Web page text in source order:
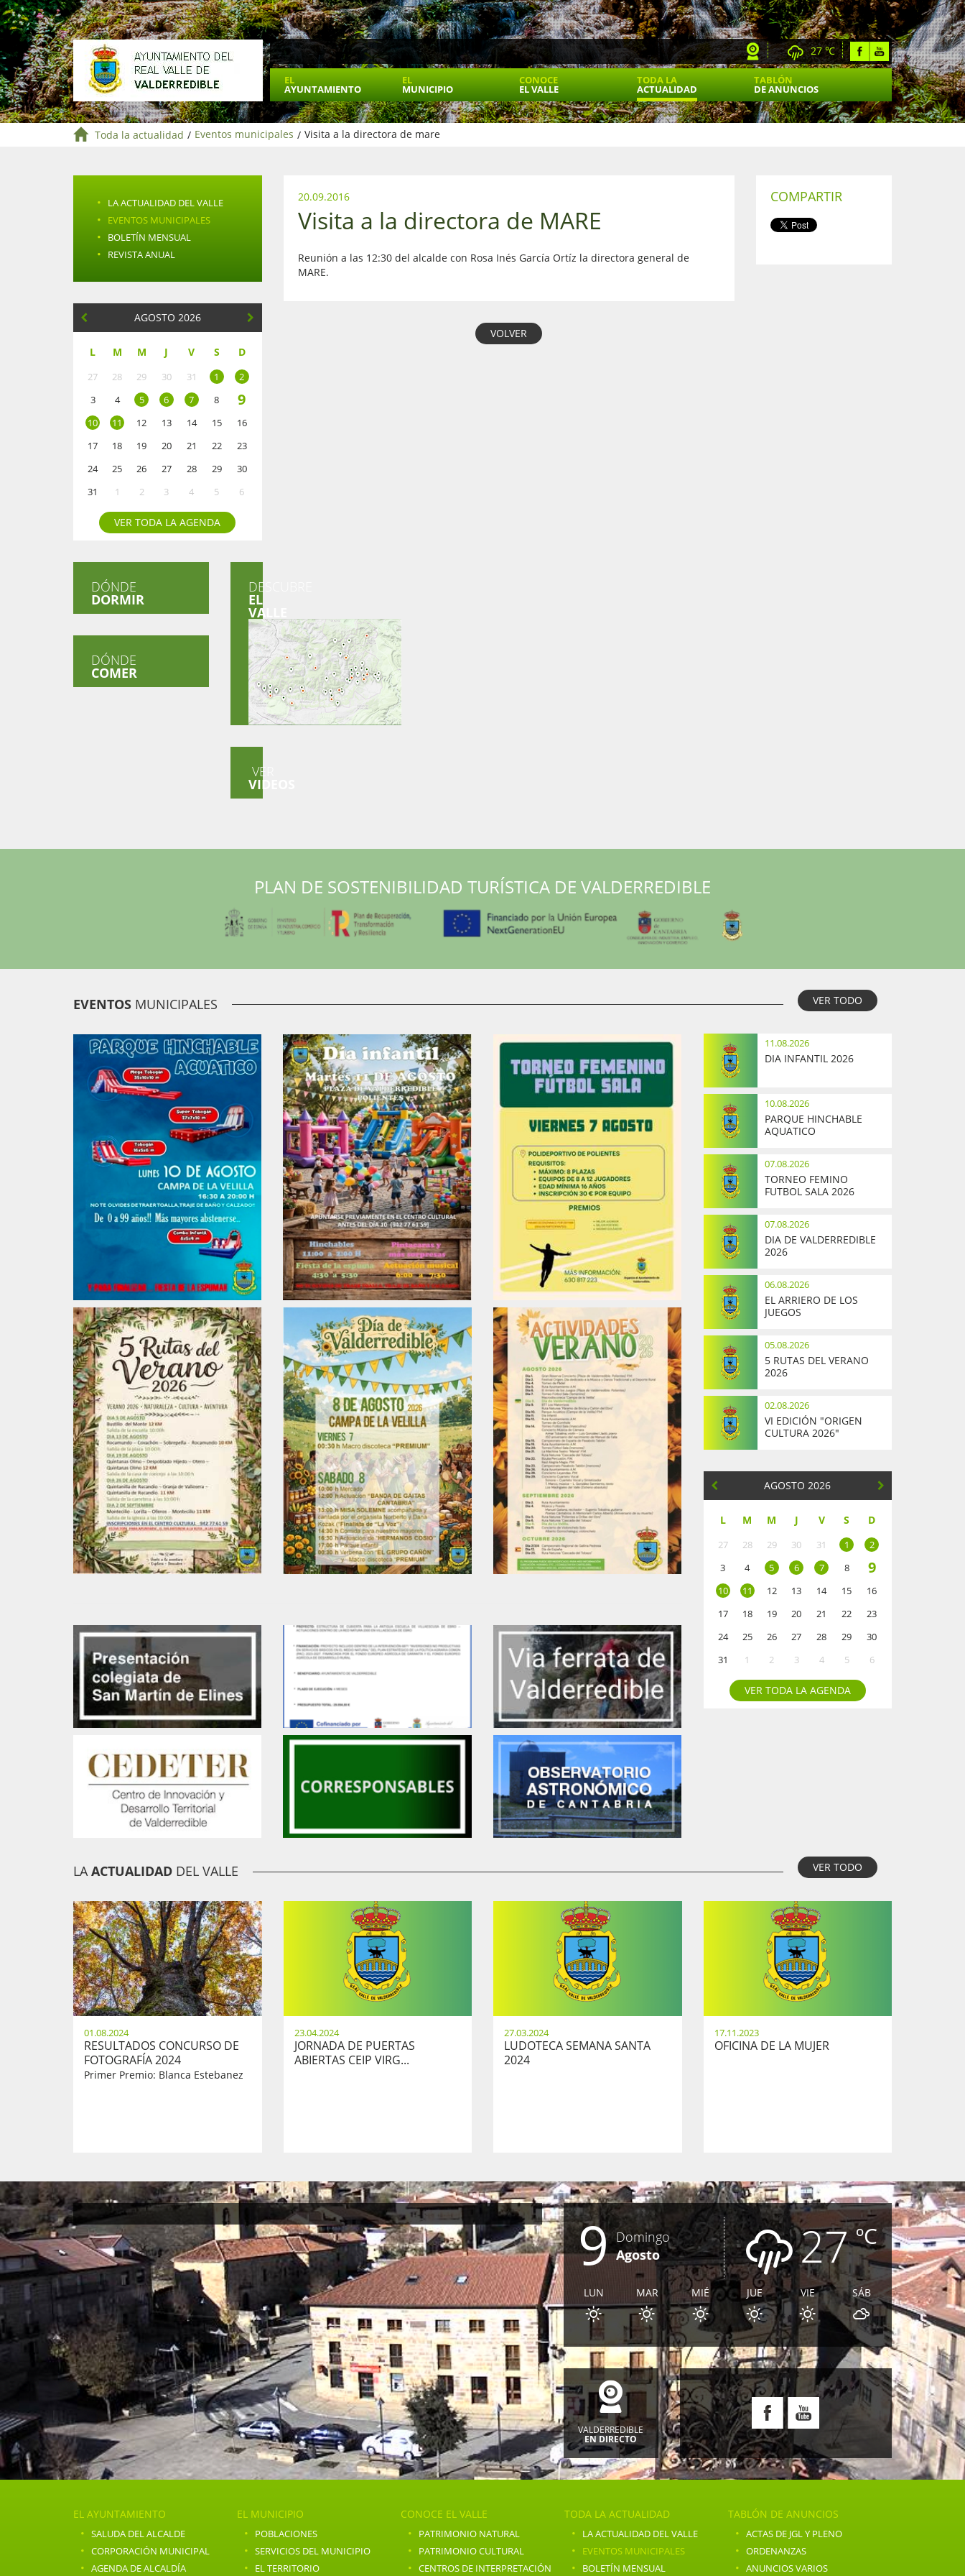
27 ℃
EL
AYUNTAMIENTO
EL
MUNICIPIO
CONOCE
EL VALLE
TODA LA
ACTUALIDAD
TABLÓN
DE ANUNCIOS
Toda la actualidad / Eventos municipales / Visita a la directora de mare
20.09.2016
Visita a la directora de MARE
Reunión a las 12:30 del alcalde con Rosa Inés García Ortíz la directora general de
MARE.
VOLVER
COMPARTIR
· LA ACTUALIDAD DEL VALLE
· EVENTOS MUNICIPALES
· BOLETÍN MENSUAL
· REVISTA ANUAL
AGOSTO 2026
L M M J V S D
27 28 29 30 31 1
2
3
4 5 6 7 8 9
10 11 12 13 14 15
16
17
18 19 20 21 22
23
24
25 26 27 28 29
30
31
1 2 3 4 5 6
VER TODA LA AGENDA
DÓNDE
DORMIR
DÓNDE
COMER
DESCUBRE
EL
VALLE
VER
VIDEOS
PLAN DE SOSTENIBILIDAD TURÍSTICA DE VALDERREDIBLE
EVENTOS MUNICIPALES VER TODO
11.08.2026
DIA INFANTIL 2026
10.08.2026
PARQUE HINCHABLE
AQUATICO
07.08.2026
TORNEO FEMINO
FUTBOL SALA 2026
07.08.2026
DIA DE VALDERREDIBLE
2026
06.08.2026
EL ARRIERO DE LOS
JUEGOS
05.08.2026
5 RUTAS DEL VERANO
2026
02.08.2026
VI EDICIÓN "ORIGEN
CULTURA 2026"
AGOSTO 2026
L M M J V S D
27 28 29 30 31 1
2
3
4 5 6 7 8 9
10 11 12 13 14 15
16
17
18 19 20 21 22
23
24
25 26 27 28 29
30
31
1 2 3 4 5 6
VER TODA LA AGENDA
LAACTUALIDAD DEL VALLE VER TODO
01.08.2024
RESULTADOS CONCURSO DE
FOTOGRAFÍA 2024
Primer Premio: Blanca Estebanez
23.04.2024
JORNADA DE PUERTAS
ABIERTAS CEIP VIRG...
27.03.2024
LUDOTECA SEMANA SANTA
2024
17.11.2023
OFICINA DE LA MUJER
ºC
27
9 Domingo
Agosto
LUN MAR MIÉ JUE VIE SÁB
VALDERREDIBLE
EN DIRECTO
EL AYUNTAMIENTO
· SALUDA DEL ALCALDE
· CORPORACIÓN MUNICIPAL
· AGENDA DE ALCALDÍA
EL MUNICIPIO
· POBLACIONES
· SERVICIOS DEL MUNICIPIO
· EL TERRITORIO
CONOCE EL VALLE
· PATRIMONIO NATURAL
· PATRIMONIO CULTURAL
· CENTROS DE INTERPRETACIÓN
TODA LA ACTUALIDAD
· LA ACTUALIDAD DEL VALLE
· EVENTOS MUNICIPALES
· BOLETÍN MENSUAL
TABLÓN DE ANUNCIOS
· ACTAS DE JGL Y PLENO
· ORDENANZAS
· ANUNCIOS VARIOS